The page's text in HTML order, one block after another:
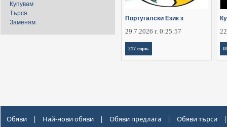
Купувам
Търся
Заменям
Португалски Език з
29.7.2026 г. 0:25:57
217 евро.
Обяви | Най-нови обяви | Обяви предлага | Обяви търси |